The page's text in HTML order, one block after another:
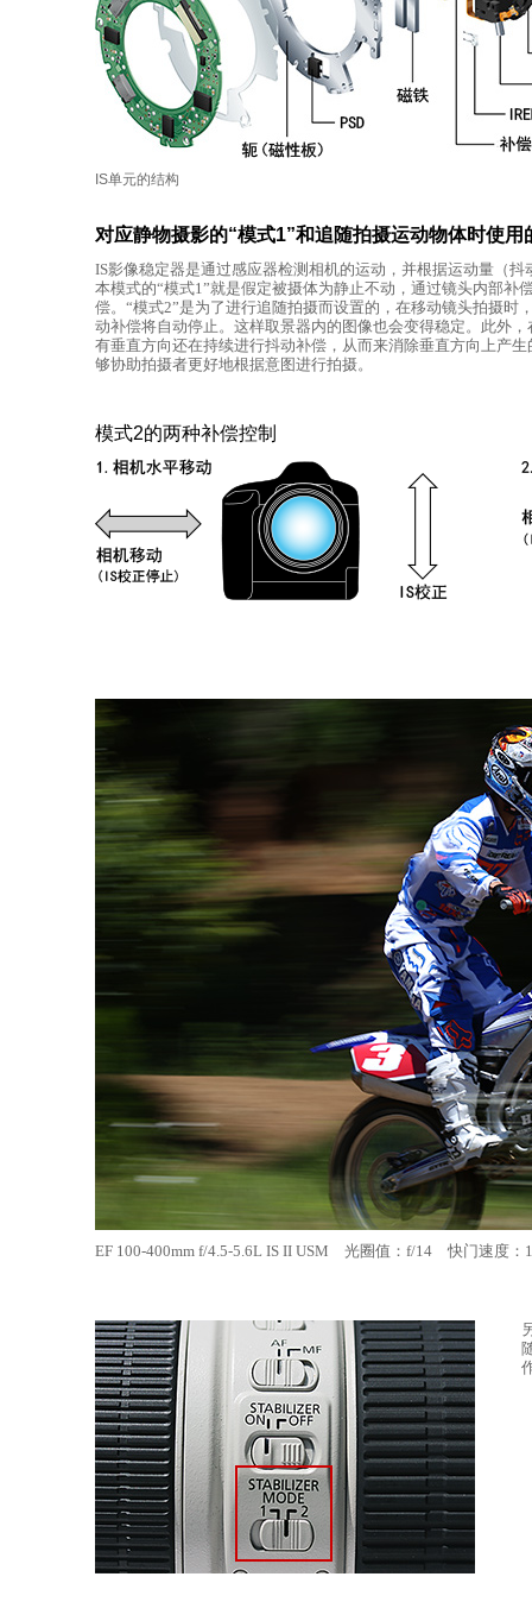
IS单元的结构
对应静物摄影的“模式1”和追随拍摄运动物体时使用
IS影像稳定器是通过感应器检测相机的运动，并根据运动量（
本模式的“模式1”就是假定被摄体为静止不动，通过镜头内部
偿。“模式2”是为了进行追随拍摄而设置的，在移动镜头拍摄
动补偿将自动停止。这样取景器内的图像也会变得稳定。此外
有垂直方向还在持续进行抖动补偿，从而来消除垂直方向上产
够协助拍摄者更好地根据意图进行拍摄。
模式2的两种补偿控制
EF 100-400mm f/4.5-5.6L IS II USM 光圈值：f/14 快门速度：